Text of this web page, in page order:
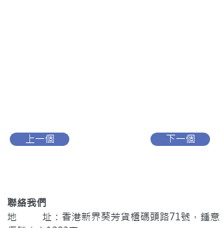
上一個 下一個
聯絡我們
地 址：香港新界葵芳貨櫃碼頭路71號，鍾意